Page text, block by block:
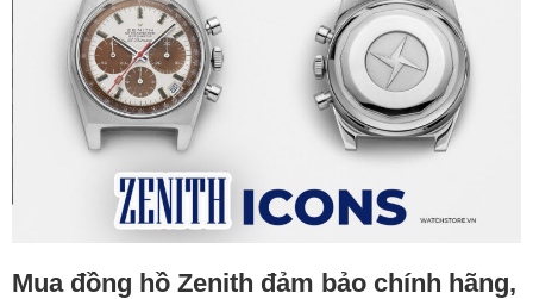
Mua đồng hồ Zenith đảm bảo chính hãng,